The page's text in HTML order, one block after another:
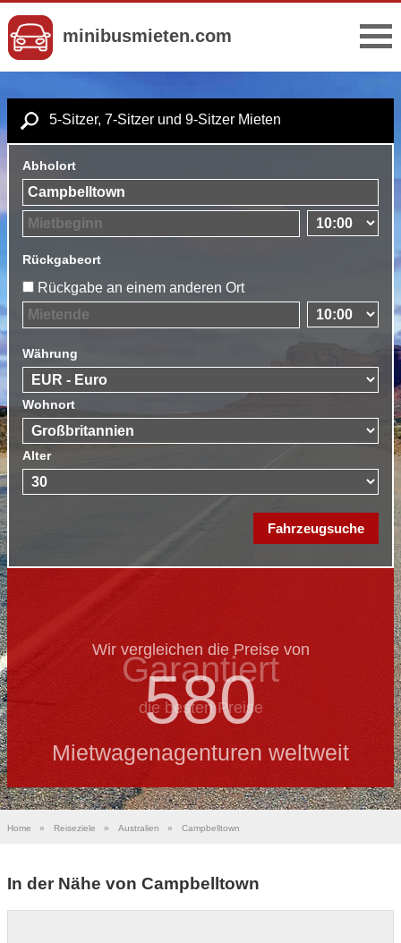
minibusmieten.com
5-Sitzer, 7-Sitzer und 9-Sitzer Mieten
Abholort
Rückgabeort
Rückgabe an einem anderen Ort
Währung
Wohnort
Alter
Wir vergleichen die Preise von
580
Mietwagenagenturen weltweit
Garantiert
die besten Preise
Home » Reiseziele » Australien » Campbelltown
In der Nähe von Campbelltown